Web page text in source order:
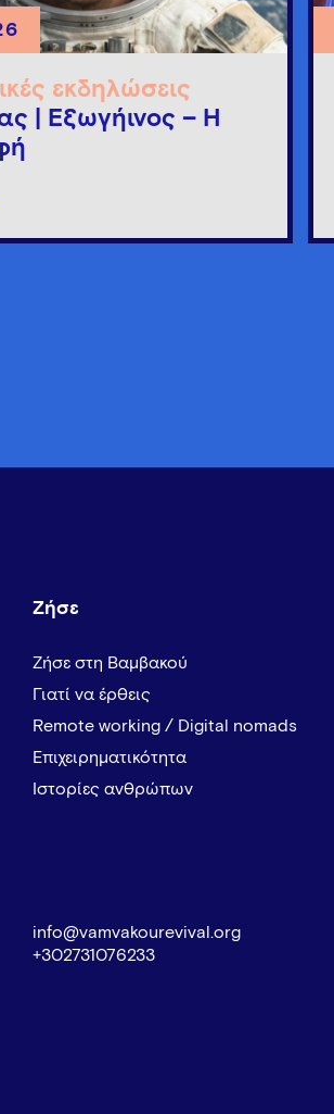
εκδηλώσεις
| Εξωγήινος – Η
Ζήσε
Ζήσε στη Βαμβακού
Γιατί να έρθεις
Remote working / Digital nomads
Επιχειρηματικότητα
Ιστορίες ανθρώπων
info@vamvakourevival.org
+302731076233